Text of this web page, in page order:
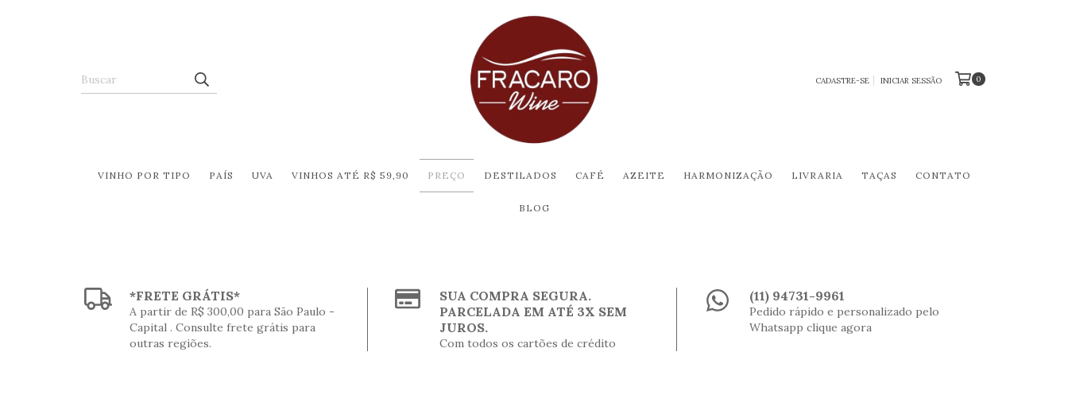
CADASTRE-SE INICIAR SESSÃO 0
VINHO POR TIPO PAÍS UVA VINHOS ATÉ R$ 59,90 PREÇO DESTILADOS CAFÉ AZEITE HARMONIZAÇÃO LIVRARIA TAÇAS CONTATO
BLOG
*FRETE GRÁTIS*
A partir de R$ 300,00 para São Paulo -
Capital . Consulte frete grátis para
outras regiões.
SUA COMPRA SEGURA.
PARCELADA EM ATÉ 3X SEM
JUROS.
Com todos os cartões de crédito
(11) 94731-9961
Pedido rápido e personalizado pelo
Whatsapp clique agora